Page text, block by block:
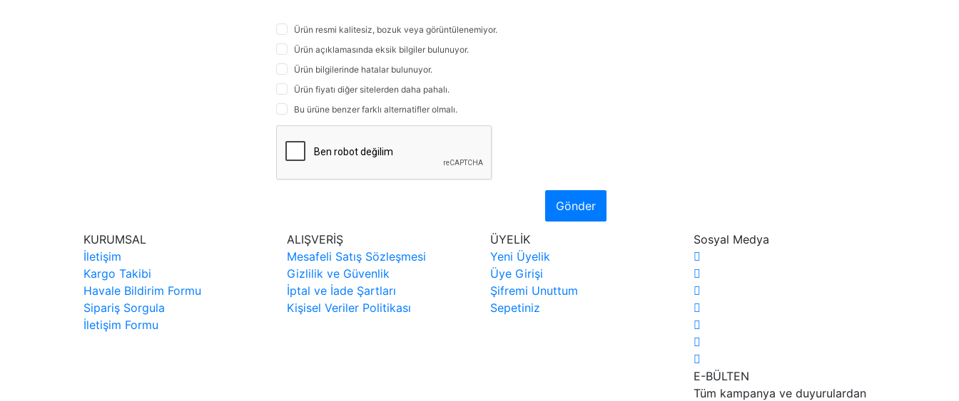
Ürün resmi kalitesiz, bozuk veya görüntülenemiyor.
Ürün açıklamasında eksik bilgiler bulunuyor.
Ürün bilgilerinde hatalar bulunuyor.
Ürün fiyatı diğer sitelerden daha pahalı.
Bu ürüne benzer farklı alternatifler olmalı.
Gönder
KURUMSAL
İletişim
Kargo Takibi
Havale Bildirim Formu
Sipariş Sorgula
İletişim Formu
ALIŞVERİŞ
Mesafeli Satış Sözleşmesi
Gizlilik ve Güvenlik
İptal ve İade Şartları
Kişisel Veriler Politikası
ÜYELİK
Yeni Üyelik
Üye Girişi
Şifremi Unuttum
Sepetiniz
Sosyal Medya
E-BÜLTEN
Tüm kampanya ve duyurulardan